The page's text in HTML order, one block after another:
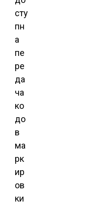
сту
пн
а
пе
ре
да
ча
ко
до
в
ма
рк
ир
ов
ки